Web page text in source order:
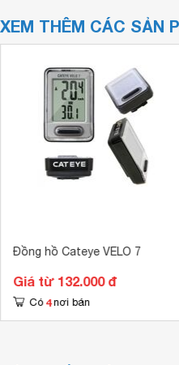
XEM THÊM CÁC SẢN
Đồng hồ Cateye VELO 7
Giá từ 132.000 đ
Có 4 nơi bán